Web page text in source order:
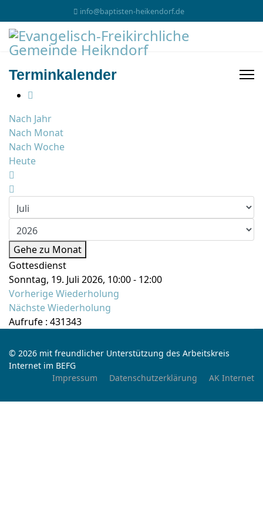
info@baptisten-heikendorf.de
Terminkalender
Nach Jahr
Nach Monat
Nach Woche
Heute
Gehe zu Monat
Gottesdienst
Sonntag, 19. Juli 2026, 10:00 - 12:00
Vorherige Wiederholung
Nächste Wiederholung
Aufrufe : 431343
© 2026 mit freundlicher Unterstützung des Arbeitskreis
Internet im BEFG
Impressum
Datenschutzerklärung AK Internet